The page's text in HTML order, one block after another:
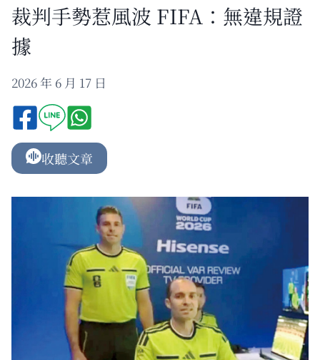
裁判手勢惹風波 FIFA：無違規證
據
2026 年 6 月 17 日
收聽文章